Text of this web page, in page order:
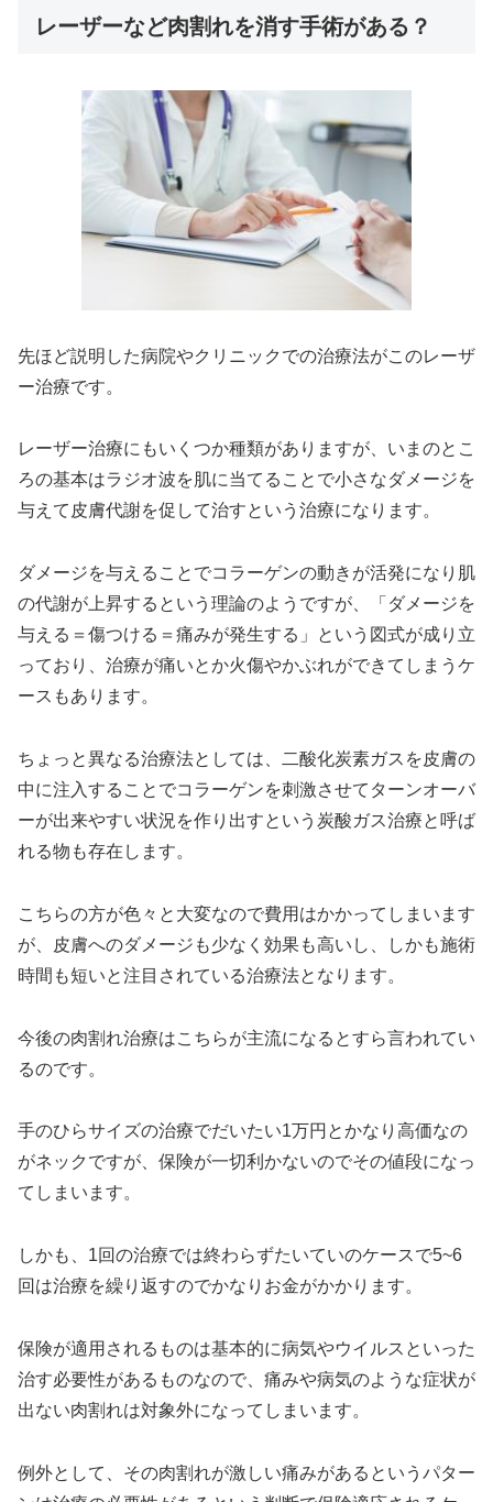
レーザーなど肉割れを消す手術がある？
先ほど説明した病院やクリニックでの治療法がこのレーザ
ー治療です。
レーザー治療にもいくつか種類がありますが、いまのとこ
ろの基本はラジオ波を肌に当てることで小さなダメージを
与えて皮膚代謝を促して治すという治療になります。
ダメージを与えることでコラーゲンの動きが活発になり肌
の代謝が上昇するという理論のようですが、「ダメージを
与える＝傷つける＝痛みが発生する」という図式が成り立
っており、治療が痛いとか火傷やかぶれができてしまうケ
ースもあります。
ちょっと異なる治療法としては、二酸化炭素ガスを皮膚の
中に注入することでコラーゲンを刺激させてターンオーバ
ーが出来やすい状況を作り出すという炭酸ガス治療と呼ば
れる物も存在します。
こちらの方が色々と大変なので費用はかかってしまいます
が、皮膚へのダメージも少なく効果も高いし、しかも施術
時間も短いと注目されている治療法となります。
今後の肉割れ治療はこちらが主流になるとすら言われてい
るのです。
手のひらサイズの治療でだいたい1万円とかなり高価なの
がネックですが、保険が一切利かないのでその値段になっ
てしまいます。
しかも、1回の治療では終わらずたいていのケースで5~6
回は治療を繰り返すのでかなりお金がかかります。
保険が適用されるものは基本的に病気やウイルスといった
治す必要性があるものなので、痛みや病気のような症状が
出ない肉割れは対象外になってしまいます。
例外として、その肉割れが激しい痛みがあるというパター